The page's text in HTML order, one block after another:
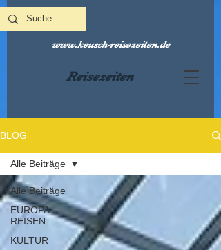
Reisezeiten
www.keusch-reisezeiten.de
BLOG
Alle Beiträge
EUROPA-
REISEN
KULTUR
Alle Beiträge